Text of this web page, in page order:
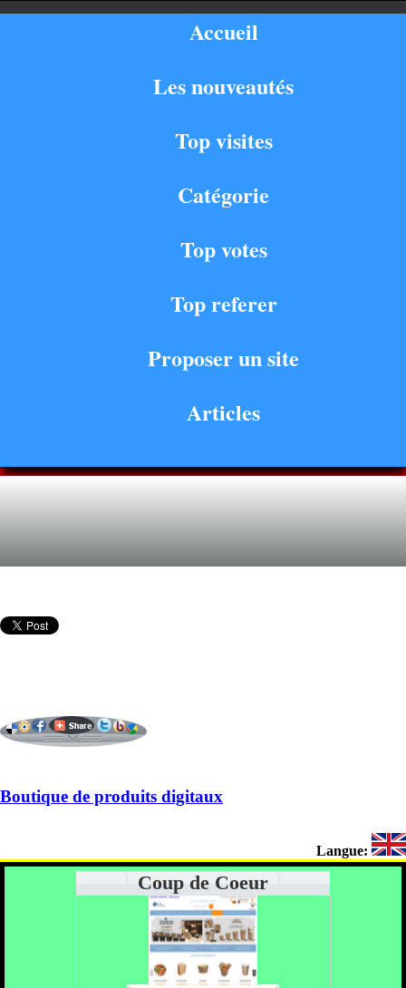
Accueil
Les nouveautés
Top visites
Catégorie
Top votes
Top referer
Proposer un site
Articles
Boutique de produits digitaux
Langue:
Coup de Coeur